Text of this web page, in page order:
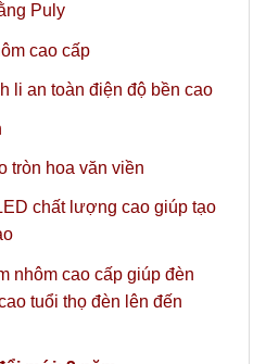
Puly
cao cấp
li an toàn điện độ bền cao
tròn hoa văn viền
chất lượng cao giúp tạo
nhôm cao cấp giúp đèn
tuổi thọ đèn lên đến